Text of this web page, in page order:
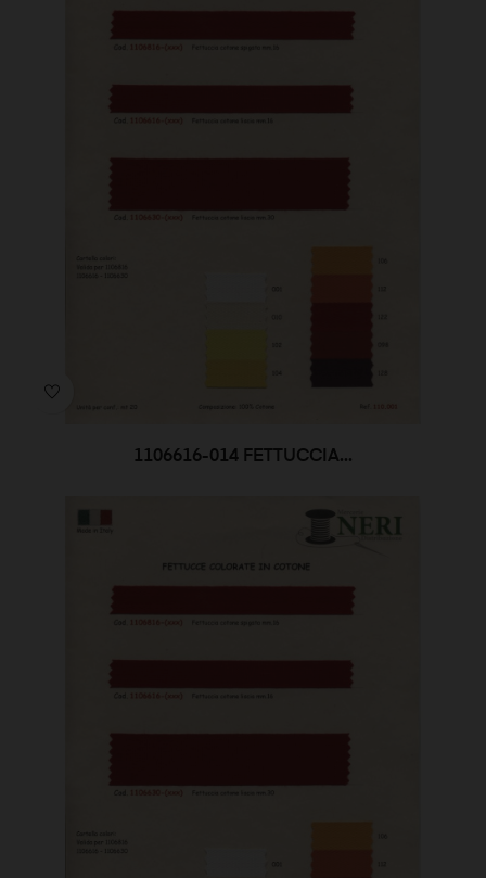
1106616-014 FETTUCCIA...